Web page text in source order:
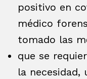
positivo en
médico
tomado las
que se
la